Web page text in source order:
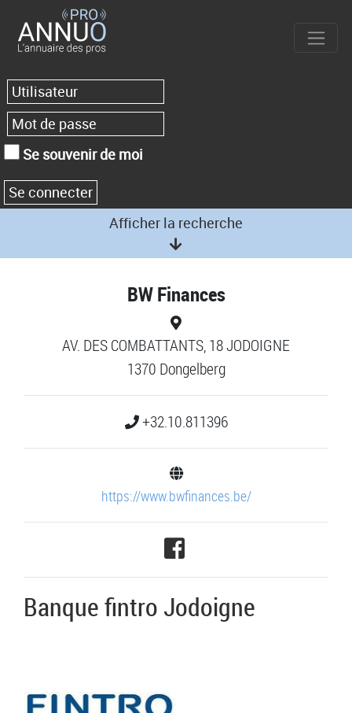
Se souvenir de moi
Afficher la recherche
BW Finances
AV. DES COMBATTANTS, 18 JODOIGNE
1370 Dongelberg
+32.10.811396
https://www.bwfinances.be/
Banque fintro Jodoigne